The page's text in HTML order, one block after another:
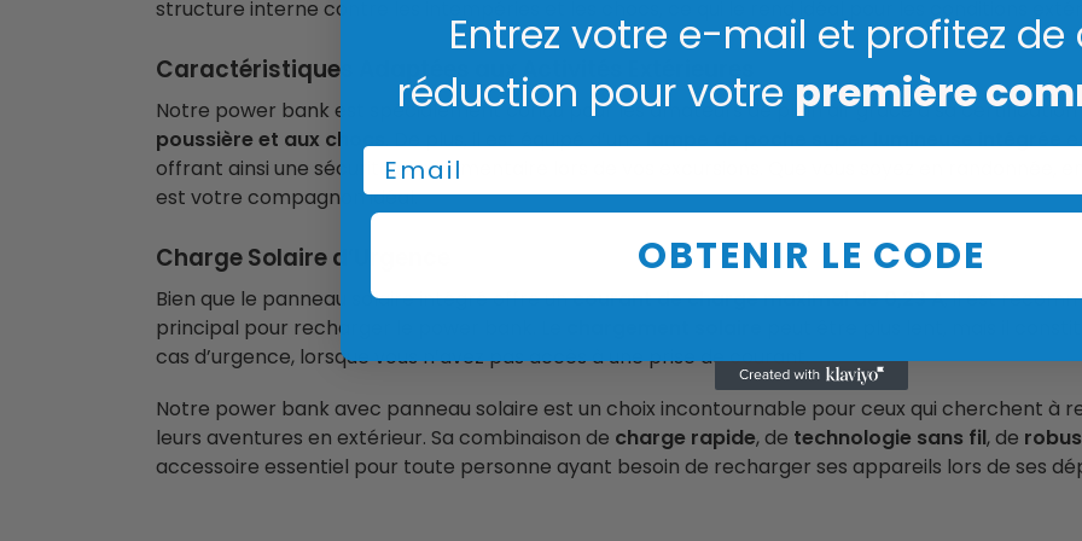
structure interne contre les intempéries et les chocs, ce qui le rend idéal pour les conditions
Caractéristiques Adaptées aux Activités Extérieures
Notre power bank est spécialement conçu pour les amateurs de plein air grâce à sa certification
poussière et aux chocs. De plus, il est équipé d’unelampe de poche super lumineuse intégrée
offrant ainsi une sécurité supplémentaire lors de vos excursions. Que vous soyez en randonnée,
est votre compagnon idéal.
Charge Solaire d’Urgence
Bien que le panneau solaire intégré offre uncourant de charge maximal de 0,23 A, il est
principal pour recharger le power bank. Le
peut être plus lent, mais il
cas d’urgence, lorsque vous n’avez pas accès à une prise de courant.
Notre power bank avec panneau solaire est un choix incontournable pour ceux qui cherchent
leurs aventures en extérieur. Sa combinaison de charge rapide, de technologie sans fil, de
accessoire essentiel pour toute personne ayant besoin de recharger ses appareils lors de ses
Entrez votre e-mail et profitez de
réduction pour votre première
Email
OBTENIR LE CODE